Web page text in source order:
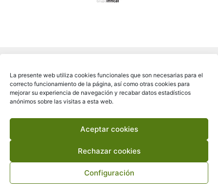
La presente web utiliza cookies funcionales que son necesarias para el
correcto funcionamiento de la página, así como otras cookies para
mejorar su experiencia de navegación y recabar datos estadísticos
anónimos sobre las visitas a esta web.
Aceptar cookies
Rechazar cookies
Configuración
Copyright © 2026 FICARA®